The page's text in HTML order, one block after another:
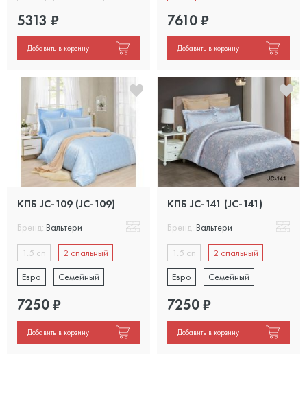
5313 ₽
Добавить в корзину
7610₽
Добавить в корзину
КПБ JC-109 (JC-109)
Бренд: Вальтери
1.5 сп
2 спальный
Евро
Семейный
7250₽
Добавить в корзину
КПБ JC-141 (JC-141)
Бренд: Вальтери
1.5 сп
2 спальный
Евро
Семейный
7250₽
Добавить в корзину